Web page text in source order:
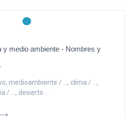
y medio ambiente - Nombres y
medioambiente / ..., clima / ...,
/ ..., desierto ...